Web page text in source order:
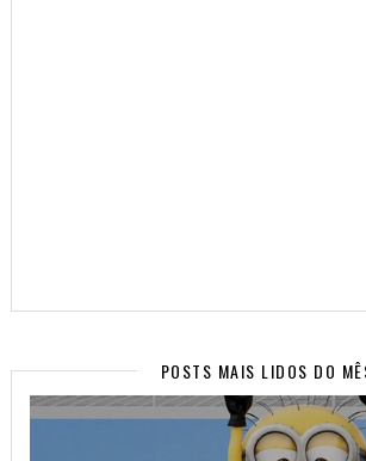
POSTS MAIS LIDOS DO
WALLPAPERS SUPER FOFOS PARA